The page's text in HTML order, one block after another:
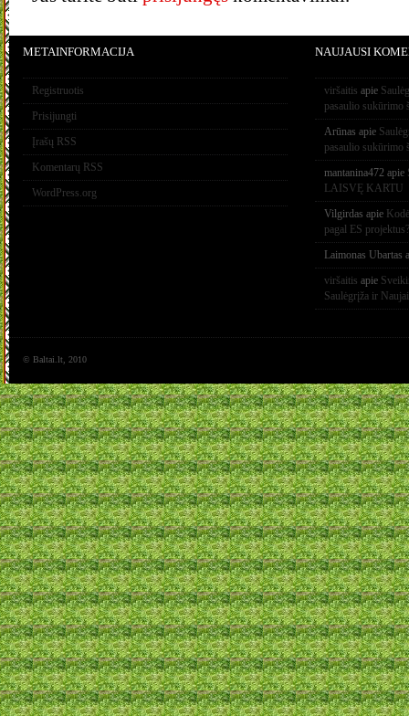
METAINFORMACIJA
Registruotis
Prisijungti
Įrašų RSS
Komentarų RSS
WordPress.org
NAUJAUSI
viršaitis apie
pasaulio sukūrimo
Arūnas apie
pasaulio sukūrimo
mantanina472 apie
LAISVĘ KARTU
Vilgirdas apie
pagal ES projektus?
Laimonas Ubartas
viršaitis apie
Saulėgrįža ir
© Baltai.lt, 2010